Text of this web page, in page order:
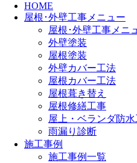
HOME
屋根･外壁工事メニュー
屋根･外壁工事メニ
外壁塗装
屋根塗装
外壁カバー工法
屋根カバー工法
屋根葺き替え
屋根修繕工事
屋上・ベランダ防
雨漏り診断
施工事例
施工事例一覧